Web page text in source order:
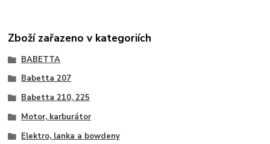
Zboží zařazeno v kategoriích
BABETTA
Babetta 207
Babetta 210, 225
Motor, karburátor
Elektro, lanka a bowdeny